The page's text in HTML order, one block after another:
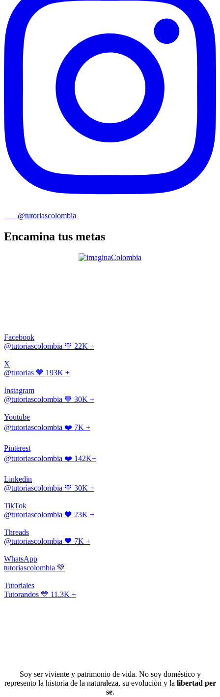
@tutoriascolombia
Encamina tus metas
Facebook
@tutoriascolombia 💙 22K +
X
@tutorias 💙 193K +
Instagram
@tutoriascolombia 🧡 30K +
Youtube
@tutoriascolombia ❤️ 7K +
Pinterest
@tutoriascolombia ❤️ 142K+
Linkedin
@tutoriascolombia 💙 30K +
TikTok
@tutoriascolombia 🖤 23K +
Threads
@tutoriascolombia 🖤 7K +
WhatsApp
tutoriascolombia 💚
Tutoriales
Tutorandos 💛 11.3K +
Soy ser viviente y patrimonio de vida. No soy doméstico y
represento la historia de la naturaleza, su evolución y la libertad per
se.